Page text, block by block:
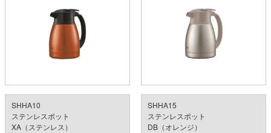
SHHA10
ステンレスポット
XA（ステンレス）
SHHA15
ステンレスポット
DB（オレンジ）